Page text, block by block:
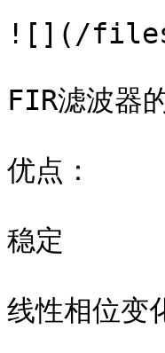
![](/files/-
FIR滤波器
优点：
稳定
线性相位